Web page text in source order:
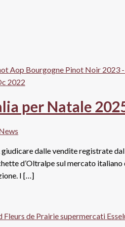
per Natale
dalle vendite registrate
d’Oltralpe sul mercato
I […]